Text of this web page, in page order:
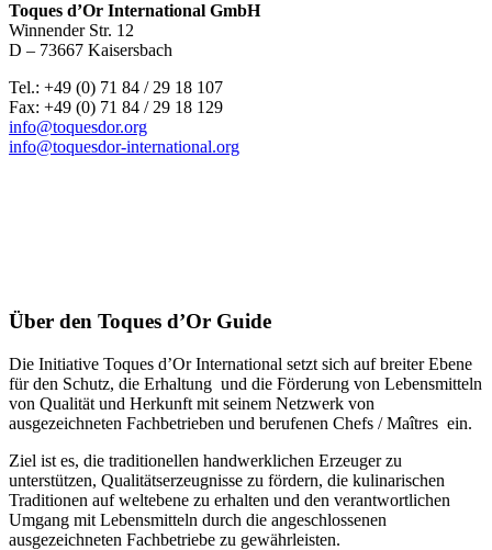
Toques d’Or International GmbH
Winnender Str. 12
D – 73667 Kaisersbach
Tel.: +49 (0) 71 84 / 29 18 107
Fax: +49 (0) 71 84 / 29 18 129
info@toquesdor.org
info@toquesdor-international.org
Über den Toques d’Or Guide
Die Initiative Toques d’Or International setzt sich auf breiter Ebene
für den Schutz, die Erhaltung und die Förderung von Lebensmitteln
von Qualität und Herkunft mit seinem Netzwerk von
ausgezeichneten Fachbetrieben und berufenen Chefs / Maîtres ein.
Ziel ist es, die traditionellen handwerklichen Erzeuger zu
unterstützen, Qualitätserzeugnisse zu fördern, die kulinarischen
Traditionen auf weltebene zu erhalten und den verantwortlichen
Umgang mit Lebensmitteln durch die angeschlossenen
ausgezeichneten Fachbetriebe zu gewährleisten.